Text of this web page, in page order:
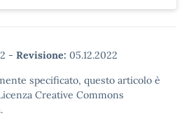
- Revisione: 05.12.2022
specificato, questo articolo è
Creative Commons